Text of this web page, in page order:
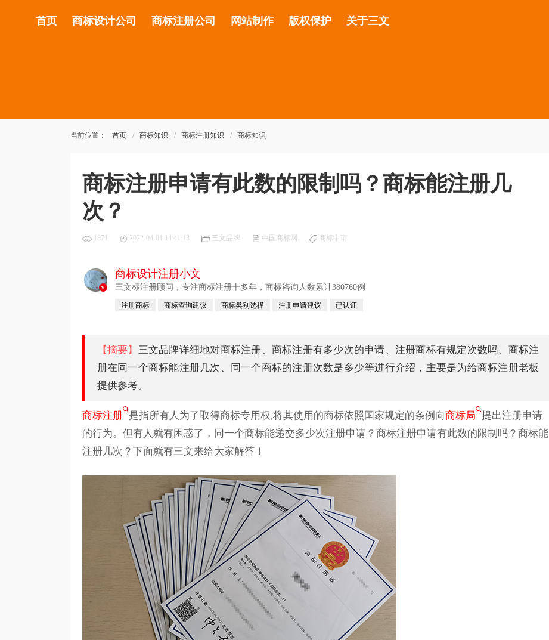
首页 商标设计公司 商标注册公司 网站制作 版权保护 关于三文
当前位置： 首页 商标知识 商标注册知识 商标知识
商标注册申请有此数的限制吗？商标能注册几
次？
1871 2022-04-01 14:41:13 三文品牌 中国商标网 商标申请
v
商标设计注册小文
三文标注册顾问，专注商标注册十多年，商标咨询人数累计380760例
注册商标 商标查询建议 商标类别选择 注册申请建议 已认证
【摘要】 三文品牌详细地对商标注册、商标注册有多少次的申请、注册商标有规定次数吗、商标注
册在同一个商标能注册几次、同一个商标的注册次数是多少等进行介绍，主要是为给商标注册老板
提供参考。
商标注册 是指所有人为了取得商标专用权,将其使用的商标依照国家规定的条例向商标局 提出注册申请
的行为。但有人就有困惑了，同一个商标能递交多少次注册申请？商标注册申请有此数的限制吗？商标能
注册几次？下面就有三文来给大家解答！